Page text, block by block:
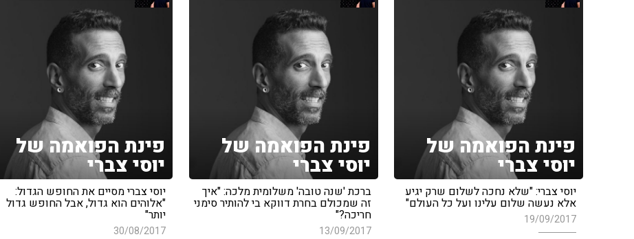
פינת הפואמה של
יוסי צברי
יוסי צברי: "שלא נחכה לשלום שרק יגיע
אלא נעשה שלום עלינו ועל כל העולם"
19/09/2017
פינת הפואמה של
יוסי צברי
ברכת 'שנה טובה' משלומית מלכה: "איך
זה שמכולם בחרת דווקא בי להותיר סימני
חריכה?"
13/09/2017
פינת הפואמה של
יוסי צברי
יוסי צברי מסיים את החופש הגדול:
"אלוהים הוא גדול, אבל החופש גדול
יותר"
30/08/2017